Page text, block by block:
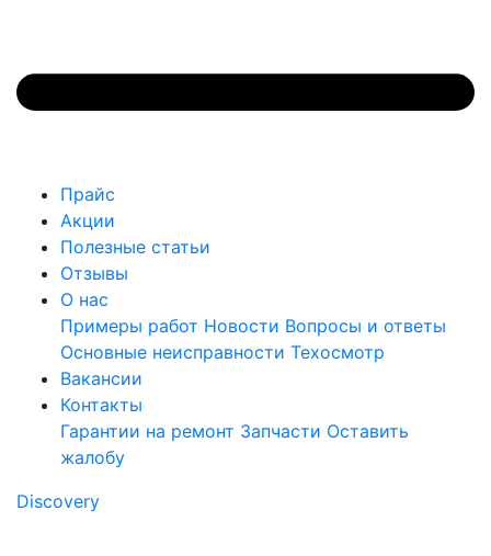
Прайс
Акции
Полезные статьи
Отзывы
О нас
Примеры работ Новости Вопросы и ответы
Основные неисправности Техосмотр
Вакансии
Контакты
Гарантии на ремонт Запчасти Оставить
жалобу
Discovery